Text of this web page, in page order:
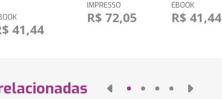
41,44
IMPRESSO
R$ 72,05
EBOOK
R$ 41,44